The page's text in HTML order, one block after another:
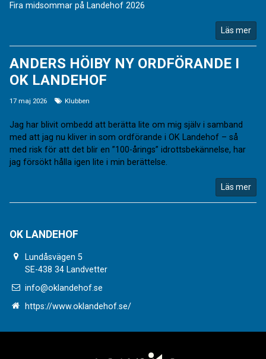
Fira midsommar på Landehof 2026
Läs mer
ANDERS HÖIBY NY ORDFÖRANDE I
OK LANDEHOF
17 maj 2026 Klubben
Jag har blivit ombedd att berätta lite om mig själv i samband
med att jag nu kliver in som ordförande i OK Landehof – så
med risk för att det blir en ”100-årings” idrottsbekännelse, har
jag försökt hålla igen lite i min berättelse.
Läs mer
OK LANDEHOF
Lundåsvägen 5
SE-438 34 Landvetter
info@oklandehof.se
https://www.oklandehof.se/